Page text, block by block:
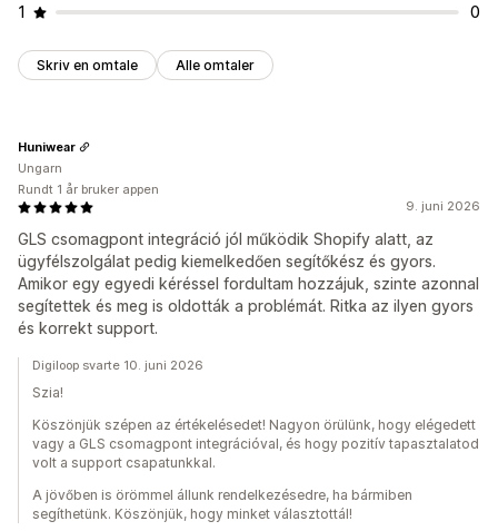
1
0
Skriv en omtale Alle omtaler
9. juni 2026
GLS csomagpont integráció jól működik Shopify alatt, az
ügyfélszolgálat pedig kiemelkedően segítőkész és gyors.
Amikor egy egyedi kéréssel fordultam hozzájuk, szinte azonnal
segítettek és meg is oldották a problémát. Ritka az ilyen gyors
és korrekt support.
Huniwear
Ungarn
Rundt 1 år bruker appen
Digiloop svarte 10. juni 2026
Szia!
Köszönjük szépen az értékelésedet! Nagyon örülünk, hogy elégedett
vagy a GLS csomagpont integrációval, és hogy pozitív tapasztalatod
volt a support csapatunkkal.
A jövőben is örömmel állunk rendelkezésedre, ha bármiben
segíthetünk. Köszönjük, hogy minket választottál!